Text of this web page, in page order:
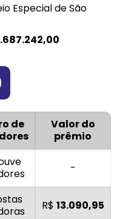
Especial de São
de
Valor do
prêmio
-
R$ 13.090,95